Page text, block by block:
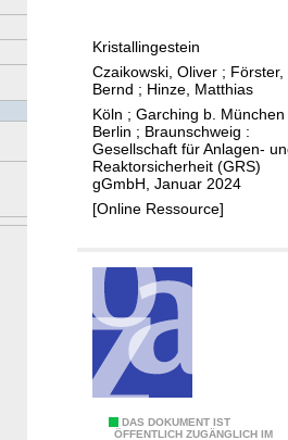
t
u
n
g
d
e
r
s
g
e
Kristallingestein
Czaikowski, Oliver ; Förster,
Bernd ; Hinze, Matthias
Köln ; Garching b. München
Berlin ; Braunschweig :
Gesellschaft für Anlagen-
Reaktorsicherheit (GRS)
gGmbH, Januar 2024
[Online Ressource]
DAS DOKUMENT IST
ÖFFENTLICH ZUGÄNGLICH IM